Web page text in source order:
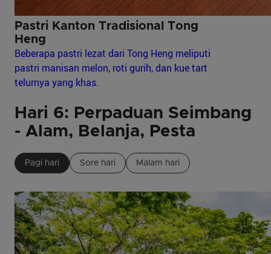
Pastri Kanton Tradisional Tong
Heng
Beberapa pastri lezat dari Tong Heng meliputi
pastri manisan melon, roti gurih, dan kue tart
telurnya yang khas.
Hari 6: Perpaduan Seimbang
- Alam, Belanja, Pesta
Pagi hari Sore hari Malam hari